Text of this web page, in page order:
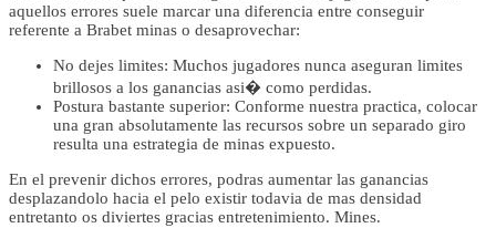
aquellos errores suele marcar una diferencia entre conseguir
referente a Brabet minas o desaprovechar:
No dejes limites: Muchos jugadores nunca aseguran limites
brillosos a los ganancias asi� como perdidas.
Postura bastante superior: Conforme nuestra practica, colocar
una gran absolutamente las recursos sobre un separado giro
resulta una estrategia de minas expuesto.
En el prevenir dichos errores, podras aumentar las ganancias
desplazandolo hacia el pelo existir todavia de mas densidad
entretanto os diviertes gracias entretenimiento. Mines.